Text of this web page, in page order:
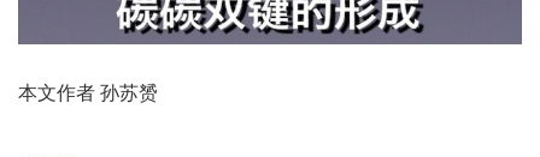
本文作者 孙苏赟